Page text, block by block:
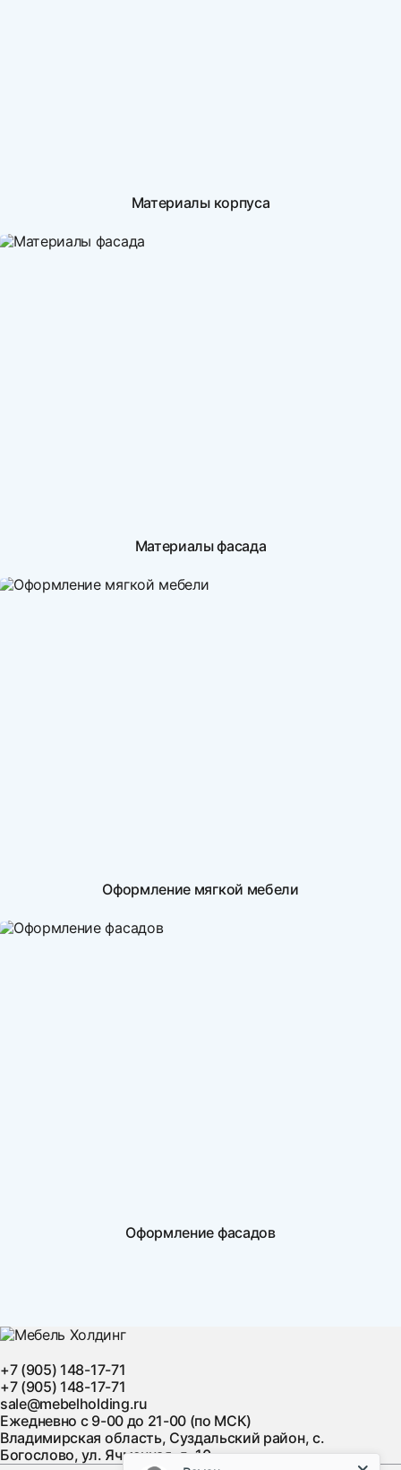
Материалы корпуса
Материалы фасада
Оформление мягкой мебели
Оформление фасадов
+7 (905) 148-17-71
+7 (905) 148-17-71
sale@mebelholding.ru
Ежедневно с 9-00 до 21-00 (по МСК)
Владимирская область, Суздальский район, с.
Богослово, ул. Ячменная, д. 10